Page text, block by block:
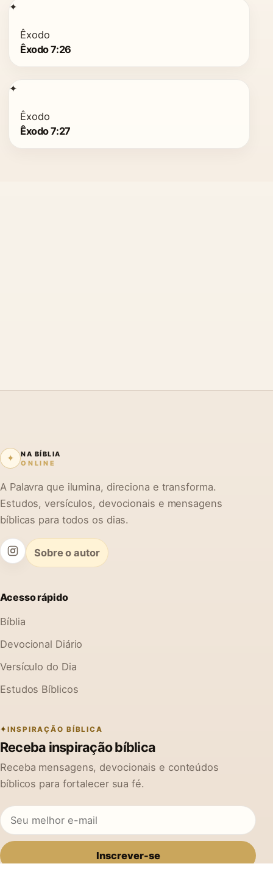
✦
Êxodo
Êxodo 7:26
✦
Êxodo
Êxodo 7:27
✦
NA BÍBLIA
ONLINE
A Palavra que ilumina, direciona e transforma.
Estudos, versículos, devocionais e mensagens
bíblicas para todos os dias.
Sobre o autor
Acesso rápido
Bíblia
Devocional Diário
Versículo do Dia
Estudos Bíblicos
INSPIRAÇÃO BÍBLICA
Receba inspiração bíblica
Receba mensagens, devocionais e conteúdos
bíblicos para fortalecer sua fé.
Inscrever-se